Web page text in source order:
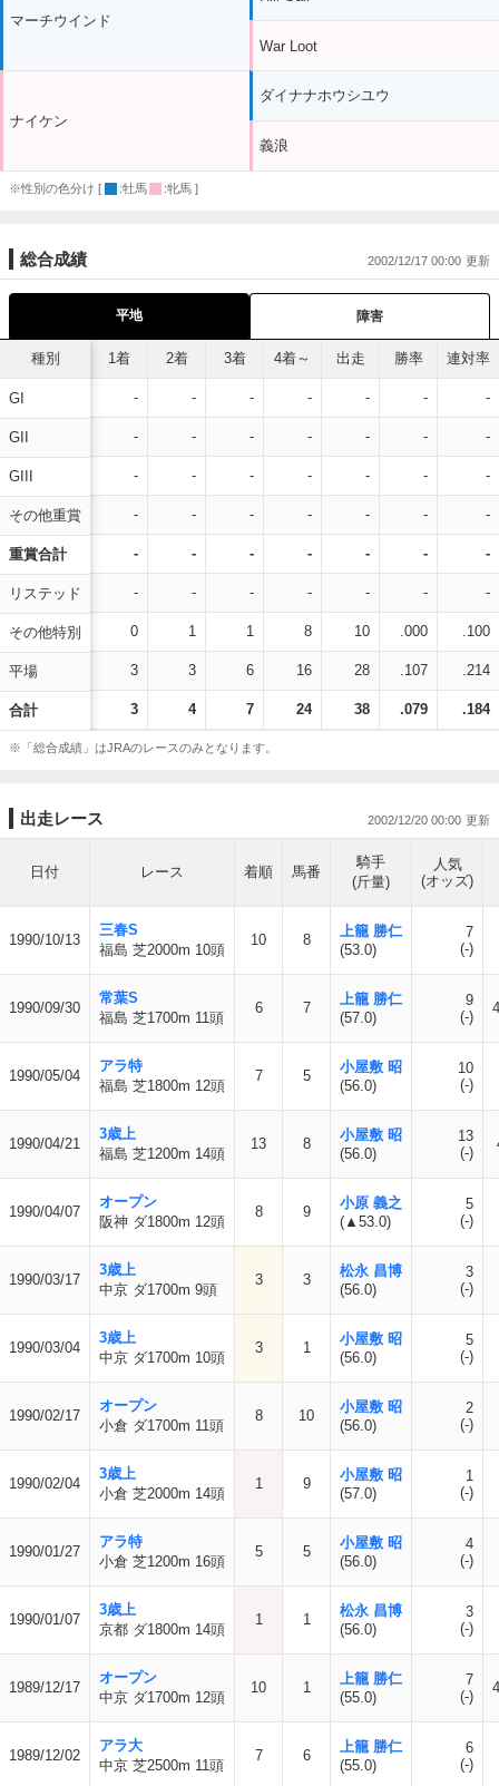
マーチウインド
ナイケン
War Loot
ダイナナホウシユウ
義浪
※性別の色分け [ :牡馬 :牝馬 ]
総合成績 2002/12/17 00:00
平地 障害
種別
GI
GII
GIII
その他重賞
重賞合計
リステッド
その他特別
平場
合計
1着 2着 3着 4着～ 出走 勝率 連対率
- - - - - - -
- - - - - - -
- - - - - - -
- - - - - - -
- - - - - - -
- - - - - - -
0 1 1 8 10 .000 .100
3 3 6 16 28 .107 .214
3 4 7 24 38 .079 .184
※「総合成績」はJRAのレースのみとなります。
出走レース 2002/12/20 00:00
日付 レース 着順 馬番
騎手
(斤量)
人気
(オッズ)
1990/10/13
三春S
福島 芝2000m 10頭
10 8
上籠 勝仁
(53.0)
7
(-)
1990/09/30
常葉S
福島 芝1700m 11頭
6 7
上籠 勝仁
(57.0)
9
(-)
1990/05/04
アラ特
福島 芝1800m 12頭
7 5
小屋敷 昭
(56.0)
10
(-)
1990/04/21
3歳上
福島 芝1200m 14頭
13 8
小屋敷 昭
(56.0)
13
(-)
1990/04/07
オープン
阪神 ダ1800m 12頭
8 9
小原 義之
(▲53.0)
5
(-)
1990/03/17
3歳上
中京 ダ1700m 9頭
3 3
松永 昌博
(56.0)
3
(-)
1990/03/04
3歳上
中京 ダ1700m 10頭
3 1
小屋敷 昭
(56.0)
5
(-)
1990/02/17
オープン
小倉 ダ1700m 11頭
8 10
小屋敷 昭
(56.0)
2
(-)
1990/02/04
3歳上
小倉 芝2000m 14頭
1 9
小屋敷 昭
(57.0)
1
(-)
1990/01/27
アラ特
小倉 芝1200m 16頭
5 5
小屋敷 昭
(56.0)
4
(-)
1990/01/07
3歳上
京都 ダ1800m 14頭
1 1
松永 昌博
(56.0)
3
(-)
1989/12/17
オープン
中京 ダ1700m 12頭
10 1
上籠 勝仁
(55.0)
7
(-)
1989/12/02
アラ大
中京 芝2500m 11頭
7 6
上籠 勝仁
(55.0)
6
(-)